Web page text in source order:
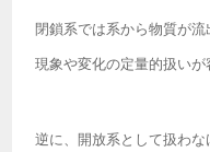
閉鎖系では系から物質が
現象や変化の定量的扱いが
逆に、開放系として扱わ